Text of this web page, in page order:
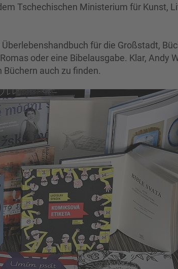
Tschechischen Ministerium für Kunst,
für die Großstadt,
oder eine Bibelausgabe. Klar, Andy
auch zu finden.